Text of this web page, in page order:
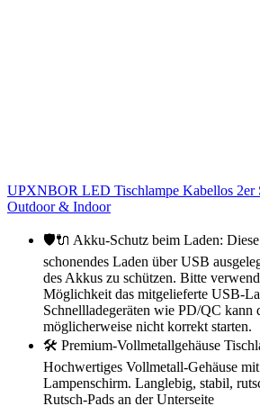
UPXNBOR LED Tischlampe Kabellos 2er
Outdoor & Indoor
🛡️🔌 Akku-Schutz beim Laden:
schonendes Laden über USB
des Akkus zu schützen. Bitte
Möglichkeit das mitgelieferte USB-
Schnellladegeräten wie PD/QC kann
möglicherweise nicht korrekt starten.
🛠 Premium-Vollmetallgehäuse
Hochwertiges Vollmetall-Gehäuse
Lampenschirm. Langlebig, stabil,
Rutsch-Pads an der Unterseite